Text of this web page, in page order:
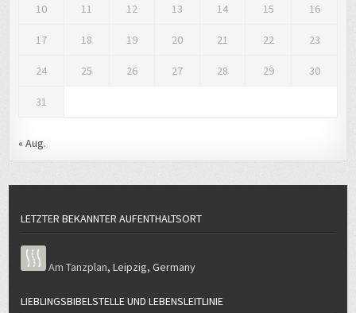
10 11 12 13 14 15 16
17 18 19 20 21 22 23
24 25 26 27 28 29 30
31
« Aug.
LETZTER BEKANNTER AUFENTHALTSORT
Am Tanzplan,Leipzig,Germany
LIEBLINGSBIBELSTELLE UND LEBENSLEITLINIE